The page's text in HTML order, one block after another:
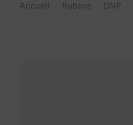
Accueil Rubans DNP